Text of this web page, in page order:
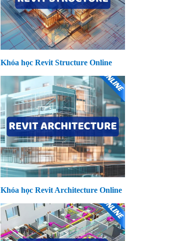
Khóa học Revit Structure Online
Khóa học Revit Architecture Online